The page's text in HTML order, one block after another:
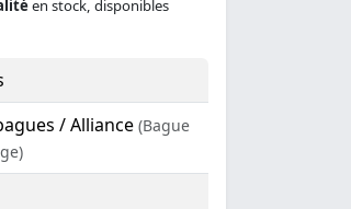
en stock, disponibles
/ Alliance (Bague